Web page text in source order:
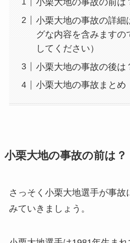
小栗大地の事故の詳細
グな内容を含みますの
してください）
小栗大地の事故の後は
小栗大地の事故まとめ
小栗大地の事故の前は？
さっそく小栗大地選手が事故
みていきましょう。